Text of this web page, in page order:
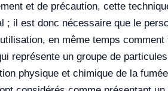
et de précaution, cette
; il est donc nécessaire que le
en même temps comment
représente un groupe de
physique et chimique de la